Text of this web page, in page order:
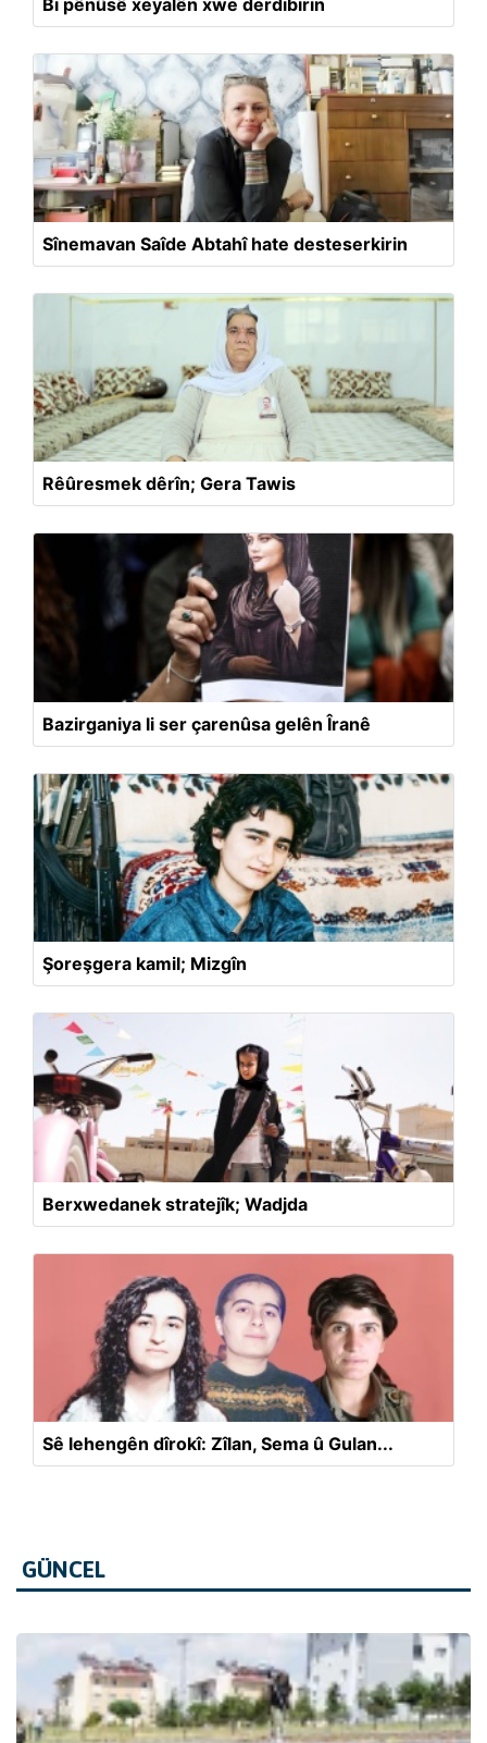
Sînemavan Saîde Abtahî hate desteserkirin
Rêûresmek dêrîn; Gera Tawis
Bazirganiya li ser çarenûsa gelên Îranê
Şoreşgera kamil; Mizgîn
Berxwedanek stratejîk; Wadjda
Sê lehengên dîrokî: Zîlan, Sema û Gulan...
GÜNCEL